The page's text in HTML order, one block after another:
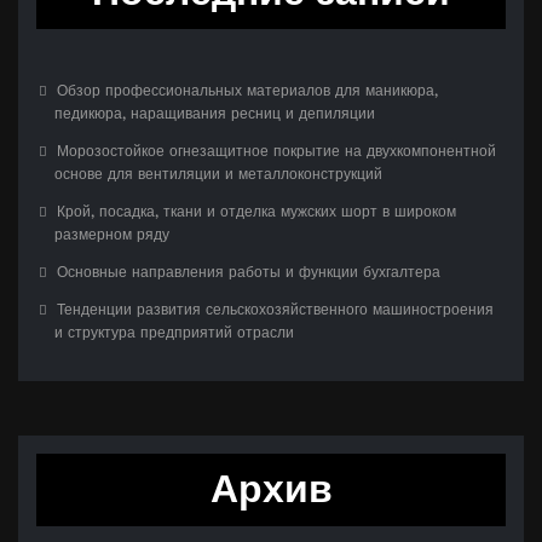
Обзор профессиональных материалов для маникюра,
педикюра, наращивания ресниц и депиляции
Морозостойкое огнезащитное покрытие на двухкомпонентной
основе для вентиляции и металлоконструкций
Крой, посадка, ткани и отделка мужских шорт в широком
размерном ряду
Основные направления работы и функции бухгалтера
Тенденции развития сельскохозяйственного машиностроения
и структура предприятий отрасли
Архив